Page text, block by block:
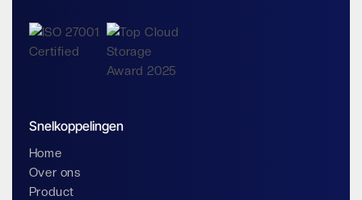
Snelkoppelingen
Home
Over ons
Product